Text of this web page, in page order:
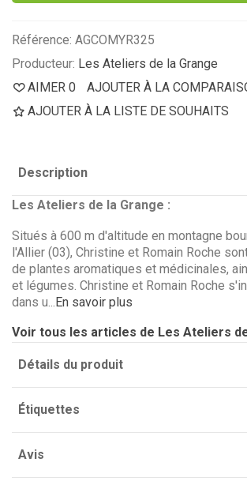
(1 avis)
Référence: AGCOMYR325
Producteur: Les Ateliers de la Grange
AIMER 0 AJOUTER À LA
AJOUTER À LA LISTE DE SOUHAITS
Description
Les Ateliers de la Grange :
Situés à 600 m d'altitude en montagne
l'Allier (03), Christine et Romain Roche
de plantes aromatiques et médicinales,
et légumes. Christine et Romain Roche
dans u... En savoir plus
Voir tous les articles de Les Ateliers
Détails du produit
Étiquettes
Avis